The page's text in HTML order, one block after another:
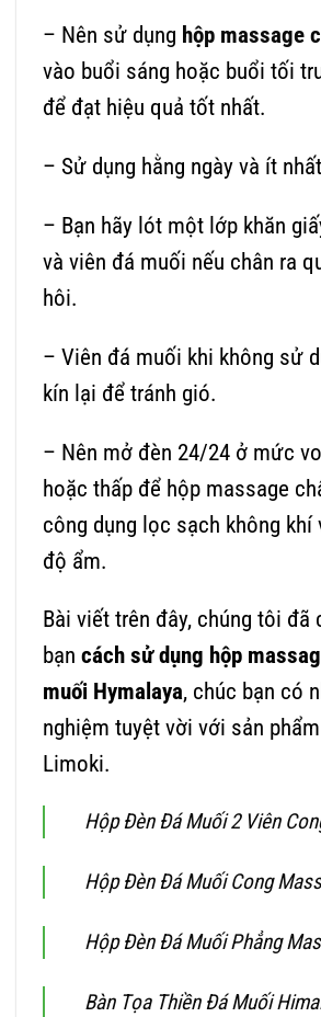
– Nên sử dụng hộp massage
vào buổi sáng hoặc buổi tối
để đạt hiệu quả tốt nhất.
– Sử dụng hằng ngày và ít
– Bạn hãy lót một lớp khăn
và viên đá muối nếu chân ra
hôi.
– Viên đá muối khi không sử
kín lại để tránh gió.
– Nên mở đèn 24/24 ở mức
hoặc thấp để hộp massage
công dụng lọc sạch không khí
độ ẩm.
Bài viết trên đây, chúng tôi đã
bạn cách sử dụng hộp
muối Hymalaya, chúc bạn có
nghiệm tuyệt vời với sản
Limoki.
Hộp Đèn Đá Muối 2 Viên
Hộp Đèn Đá Muối Cong
Hộp Đèn Đá Muối Phẳng
Bàn Tọa Thiền Đá Muối